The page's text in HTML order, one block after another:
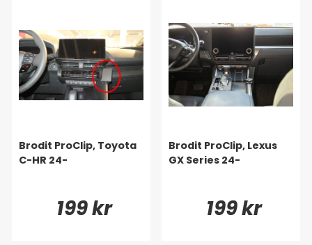
Brodit ProClip, Toyota
C-HR 24-
199 kr
Brodit ProClip, Lexus
GX Series 24-
199 kr